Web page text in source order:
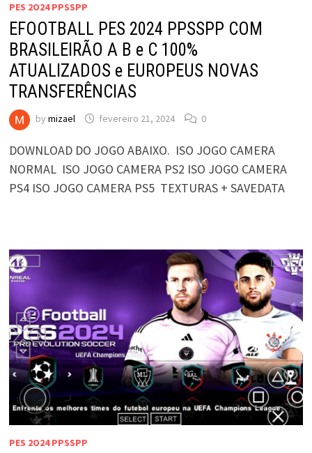
PES 2O24 PPSSPP
EFOOTBALL PES 2024 PPSSPP COM
BRASILEIRÃO A B e C 100%
ATUALIZADOS e EUROPEUS NOVAS
TRANSFERÊNCIAS
by mizael fevereiro 21, 2024 0
DOWNLOAD DO JOGO ABAIXO. ISO JOGO CAMERA
NORMAL ISO JOGO CAMERA PS2 ISO JOGO CAMERA
PS4 ISO JOGO CAMERA PS5 TEXTURAS + SAVEDATA
PES 2O24 PPSSPP